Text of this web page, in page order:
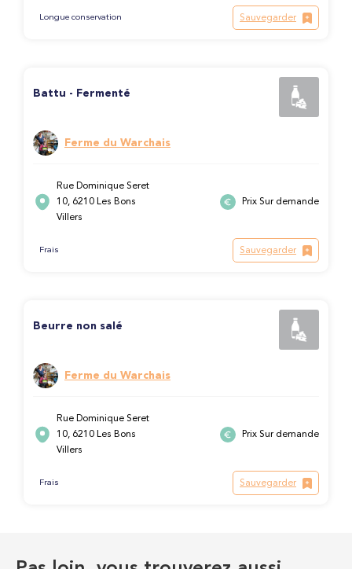
Longue conservation Sauvegarder
Battu - Fermenté
Ferme du Warchais
Rue Dominique Seret
10, 6210 Les Bons
Villers
Prix Sur demande
Frais Sauvegarder
Beurre non salé
Ferme du Warchais
Rue Dominique Seret
10, 6210 Les Bons
Villers
Prix Sur demande
Frais Sauvegarder